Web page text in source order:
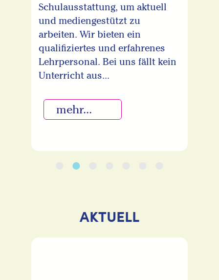
•
Schulausstattung, um aktuell
und mediengestützt zu
arbeiten. Wir bieten ein
qualifiziertes und erfahrenes
Lehrpersonal. Bei uns fällt kein
Unterricht aus...
mehr...
AKTUELL